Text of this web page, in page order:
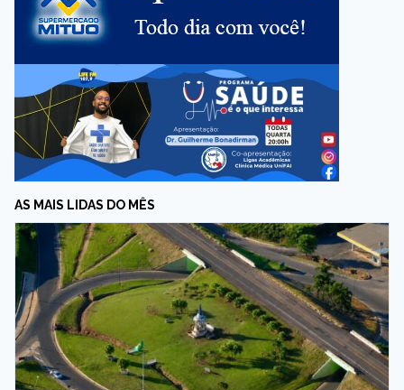
AS MAIS LIDAS DO MÊS